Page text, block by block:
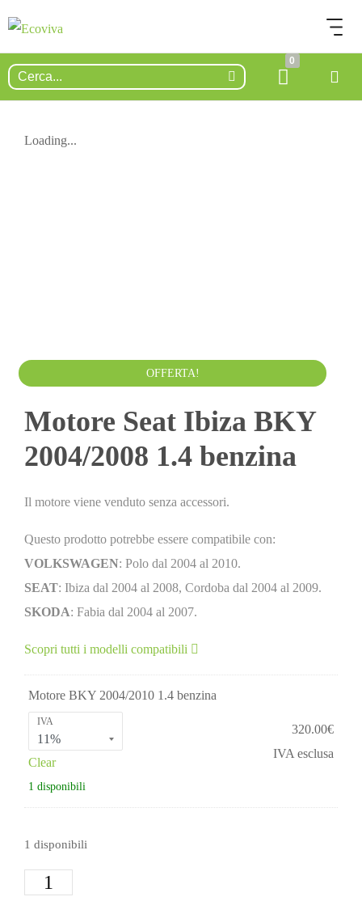
0
Loading...
OFFERTA!
Da IVA esclusa
Motore Seat Ibiza BKY
2004/2008 1.4 benzina
Il motore viene venduto senza accessori.
Questo prodotto potrebbe essere compatibile con:
VOLKSWAGEN: Polo dal 2004 al 2010.
SEAT: Ibiza dal 2004 al 2008, Cordoba dal 2004 al 2009.
SKODA: Fabia dal 2004 al 2007.
Scopri tutti i modelli compatibili
Motore BKY 2004/2010 1.4 benzina
IVA
Clear
1 disponibili
320.00€
IVA esclusa
1 disponibili